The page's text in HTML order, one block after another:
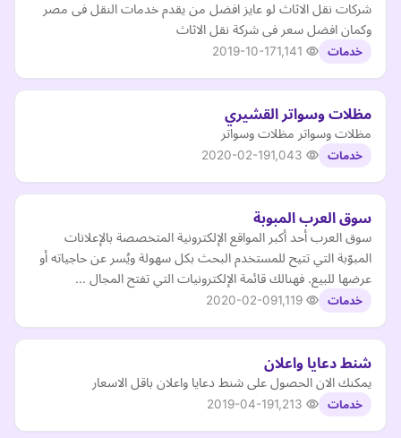
شركات نقل الاثاث لو عايز افضل من يقدم خدمات النقل فى مصر
وكمان افضل سعر فى شركة نقل الاثاث
خدمات 2019-10-17
مظلات وسواتر القشيري
مظلات وسواتر مظلات وسواتر
خدمات 2020-02-19
سوق العرب المبوبة
سوق العرب أحد أكبر المواقع الإلكترونية المتخصصة بالإعلانات
المبوّبة التي تتيح للمستخدم البحث بكل سهولة ويُسر عن حاجياته أو
عرضها للبيع. فهنالك قائمة الإلكترونيات التي تفتح المجال …
خدمات 2020-02-09
شنط دعايا واعلان
يمكنك الان الحصول على شنط دعايا واعلان باقل الاسعار
خدمات 2019-04-19